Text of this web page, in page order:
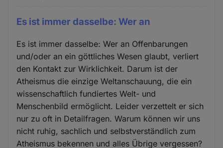
Es ist immer dasselbe: Wer an
Es ist immer dasselbe: Wer an Offenbarungen
und/oder an ein göttliches Wesen glaubt, verliert
den Kontakt zur Wirklichkeit. Darum ist der
Atheismus die einzige Weltanschauung, die ein
wissenschaftlich fundiertes Welt- und
Menschenbild ermöglicht. Leider verzettelt er sich
nur zu oft in Detailfragen. Warum können wir uns
nicht ruhig, sachlich und selbstverständlich zum
Atheismus bekennen und alles Übrige vergessen?